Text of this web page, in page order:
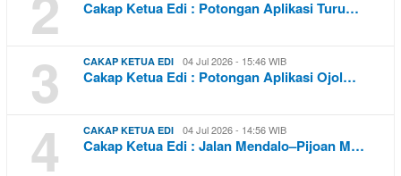
Cakap Ketua Edi : Potongan Aplikasi Turu…
3 CAKAP KETUA EDI 04 Jul 2026 - 15:46 WIB
Cakap Ketua Edi : Potongan Aplikasi Ojol…
4 CAKAP KETUA EDI 04 Jul 2026 - 14:56 WIB
Cakap Ketua Edi : Jalan Mendalo–Pijoan M…